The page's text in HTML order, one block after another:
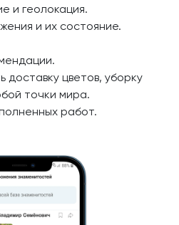
и геолокация.
и их состояние.
доставку цветов, уборку
точки мира.
работ.